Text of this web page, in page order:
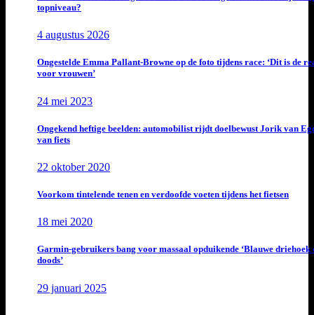
topniveau?
4 augustus 2026
Ongestelde Emma Pallant-Browne op de foto tijdens race: ‘Dit is de
voor vrouwen’
24 mei 2023
Ongekend heftige beelden: automobilist rijdt doelbewust Jorik van
van fiets
22 oktober 2020
Voorkom tintelende tenen en verdoofde voeten tijdens het fietsen
18 mei 2020
Garmin-gebruikers bang voor massaal opduikende ‘Blauwe driehoek
doods’
29 januari 2025